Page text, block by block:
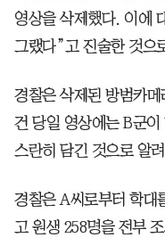
영상을 삭제했다. 이에
그랬다”고 진술한 것으
경찰은 삭제된 방범카
건 당일 영상에는 B군
스란히 담긴 것으로 알
경찰은 A씨로부터 학대
고 원생 258명을 전부